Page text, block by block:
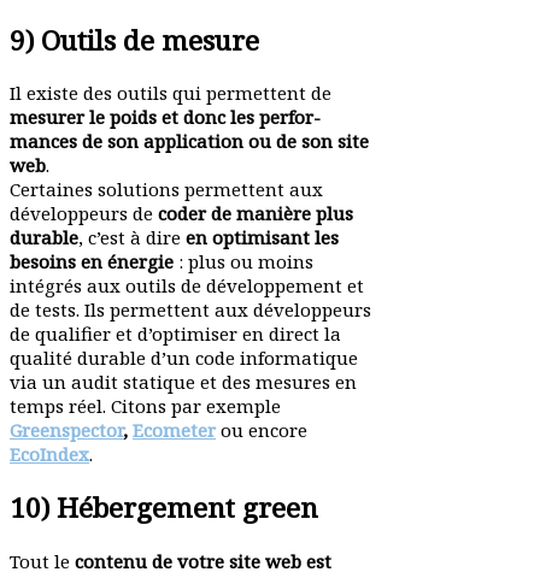
9) Outils de mesure
Il existe des outils qui permettent de
mesurer le poids et donc les perfor­
mances de son appli­cation ou de son site
web.
Certaines solu­tions permettent aux
déve­lop­peurs de coder de manière plus
durable, c’est à dire en opti­misant les
besoins en énergie : plus ou moins
intégrés aux outils de déve­lop­pement et
de tests. Ils permettent aux déve­lop­peurs
de qualifier et d’optimiser en direct la
qualité durable d’un code infor­ma­tique
via un audit statique et des mesures en
temps réel. Citons par exemple
Greenspector, Ecometerou encore
EcoIndex.
10) Hébergement green
Tout le contenu de votre site web est